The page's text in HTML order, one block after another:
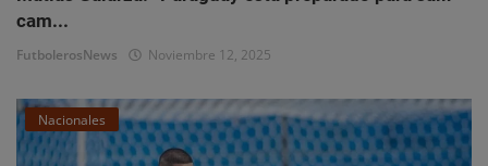
cam...
FutbolerosNews Noviembre 12, 2025
Nacionales